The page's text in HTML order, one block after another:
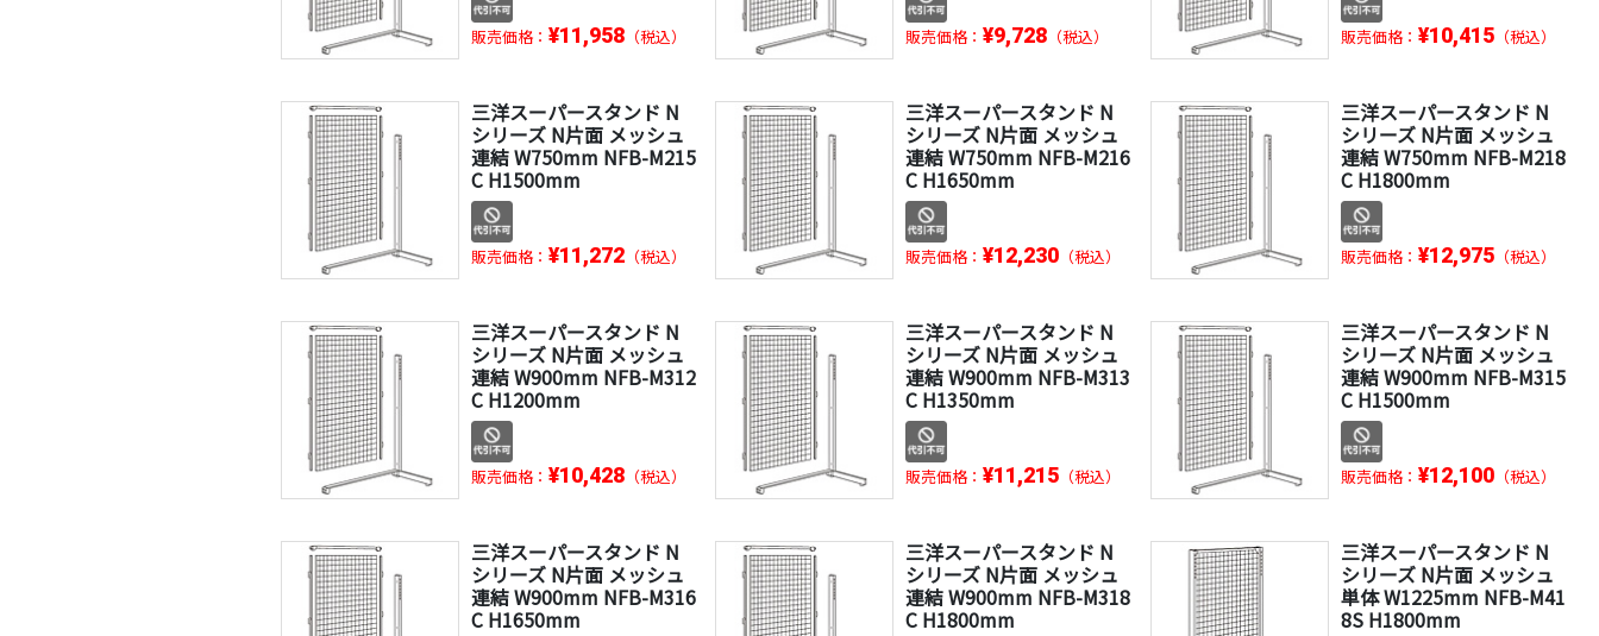
販売価格： ¥11,958 （税込） 販売価格：¥9,728 （税込） 販売価格： ¥10,415（税込）
三洋スーパースタンド N
シリーズ N片面 メッシュ
連結 W750mm NFB-M215
C H1500mm
販売価格： ¥11,272 （税込）
三洋スーパースタンド N
シリーズ N片面 メッシュ
連結 W750mm NFB-M216
C H1650mm
販売価格：¥12,230 （税込）
三洋スーパースタンド N
シリーズ N片面 メッシュ
連結 W750mm NFB-M218
C H1800mm
販売価格： ¥12,975（税込）
三洋スーパースタンド N
シリーズ N片面 メッシュ
連結 W900mm NFB-M312
C H1200mm
販売価格： ¥10,428 （税込）
三洋スーパースタンド N
シリーズ N片面 メッシュ
連結 W900mm NFB-M313
C H1350mm
販売価格：¥11,215 （税込）
三洋スーパースタンド N
シリーズ N片面 メッシュ
連結 W900mm NFB-M315
C H1500mm
販売価格： ¥12,100（税込）
三洋スーパースタンド N
シリーズ N片面 メッシュ
連結 W900mm NFB-M316
C H1650mm
三洋スーパースタンド N
シリーズ N片面 メッシュ
連結 W900mm NFB-M318
C H1800mm
三洋スーパースタンド N
シリーズ N片面 メッシュ
単体 W1225mm NFB-M41
8S H1800mm